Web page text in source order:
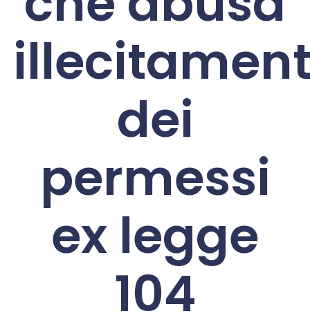
dei
permessi
ex legge
104